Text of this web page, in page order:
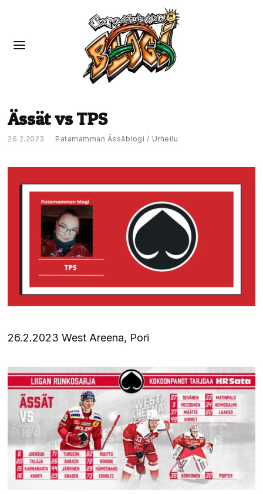
Ässät vs TPS
26.2.2023 Patamamman Ässäblogi / Urheilu
26.2.2023 West Areena, Pori